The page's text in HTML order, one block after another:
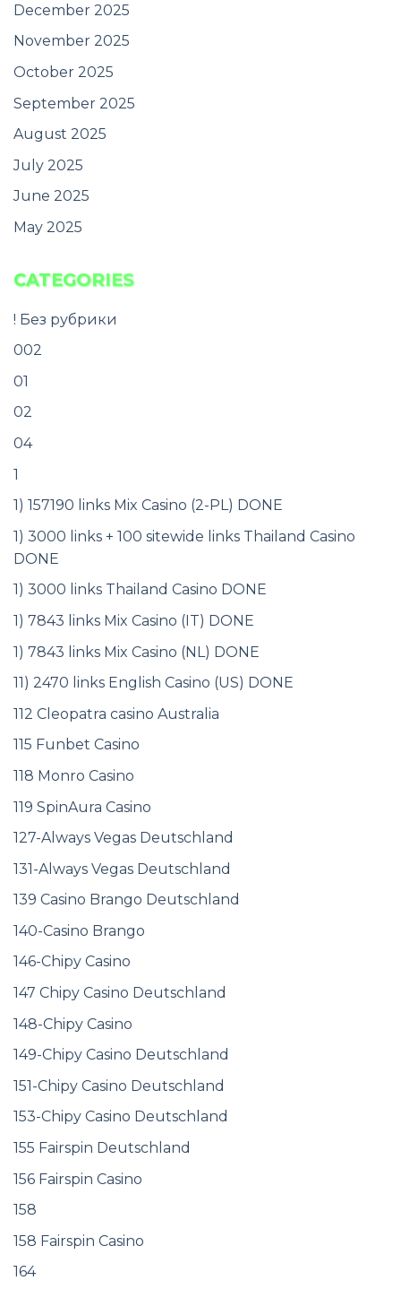
December 2025
November 2025
October 2025
September 2025
August 2025
July 2025
June 2025
May 2025
CATEGORIES
! Без рубрики
002
01
02
04
1
1) 157190 links Mix Casino (2-PL) DONE
1) 3000 links + 100 sitewide links Thailand Casino
DONE
1) 3000 links Thailand Casino DONE
1) 7843 links Mix Casino (IT) DONE
1) 7843 links Mix Casino (NL) DONE
11) 2470 links English Casino (US) DONE
112 Cleopatra casino Australia
115 Funbet Casino
118 Monro Casino
119 SpinAura Casino
127-Always Vegas Deutschland
131-Always Vegas Deutschland
139 Casino Brango Deutschland
140-Casino Brango
146-Chipy Casino
147 Chipy Casino Deutschland
148-Chipy Casino
149-Chipy Casino Deutschland
151-Chipy Casino Deutschland
153-Chipy Casino Deutschland
155 Fairspin Deutschland
156 Fairspin Casino
158
158 Fairspin Casino
164